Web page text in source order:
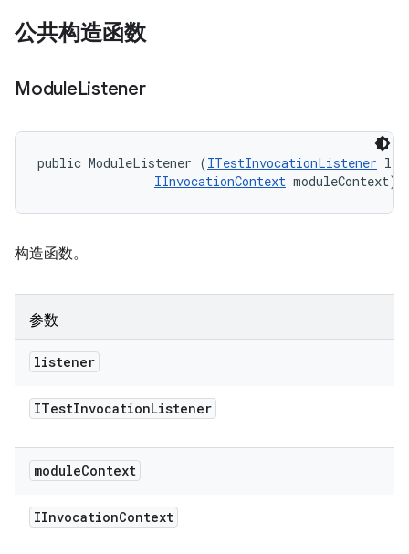
公共构造函数
ModuleListener
public ModuleListener (ITestInvocationListener
IInvocationContext moduleContext)
构造函数。
参数
listener
ITestInvocationListener
moduleContext
IInvocationContext